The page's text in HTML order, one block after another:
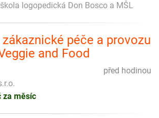
logopedická Don Bosco a MŠL
péče a provozu
and Food
před hodinou
za měsíc